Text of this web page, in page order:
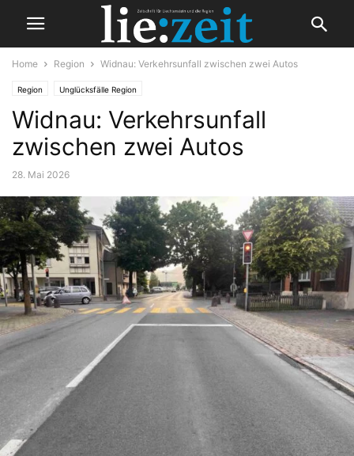
Home Region Widnau: Verkehrsunfall zwischen zwei Autos
Region Unglücksfälle Region
Widnau: Verkehrsunfall
zwischen zwei Autos
28. Mai 2026